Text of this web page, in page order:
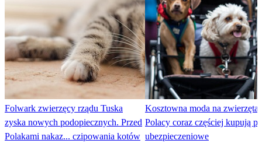
Folwark zwierzęcy rządu Tuska
zyska nowych podopiecznych. Przed
Polakami nakaz... czipowania kotów
Kosztowna moda na zwierzęta.
Polacy coraz częściej kupują
ubezpieczeniowe